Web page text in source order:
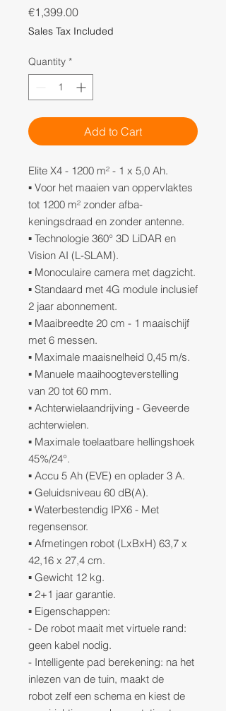
€1,399.00Price
Sales Tax Included
Quantity *
Add to Cart
Elite X4 - 1200 m² - 1 x 5,0 Ah.
▪ Voor het maaien van oppervlaktes
tot 1200 m² zonder afba-
keningsdraad en zonder antenne.
▪ Technologie 360° 3D LiDAR en
Vision AI (L-SLAM).
▪ Monoculaire camera met dagzicht.
▪ Standaard met 4G module inclusief
2 jaar abonnement.
▪ Maaibreedte 20 cm - 1 maaischijf
met 6 messen.
▪ Maximale maaisnelheid 0,45 m/s.
▪ Manuele maaihoogteverstelling
van 20 tot 60 mm.
▪ Achterwielaandrijving - Geveerde
achterwielen.
▪ Maximale toelaatbare hellingshoek
45%/24°.
▪ Accu 5 Ah (EVE) en oplader 3 A.
▪ Geluidsniveau 60 dB(A).
▪ Waterbestendig IPX6 - Met
regensensor.
▪ Afmetingen robot (LxBxH) 63,7 x
42,16 x 27,4 cm.
▪ Gewicht 12 kg.
▪ 2+1 jaar garantie.
▪ Eigenschappen:
- De robot maait met virtuele rand:
geen kabel nodig.
- Intelligente pad berekening: na het
inlezen van de tuin, maakt de
robot zelf een schema en kiest de